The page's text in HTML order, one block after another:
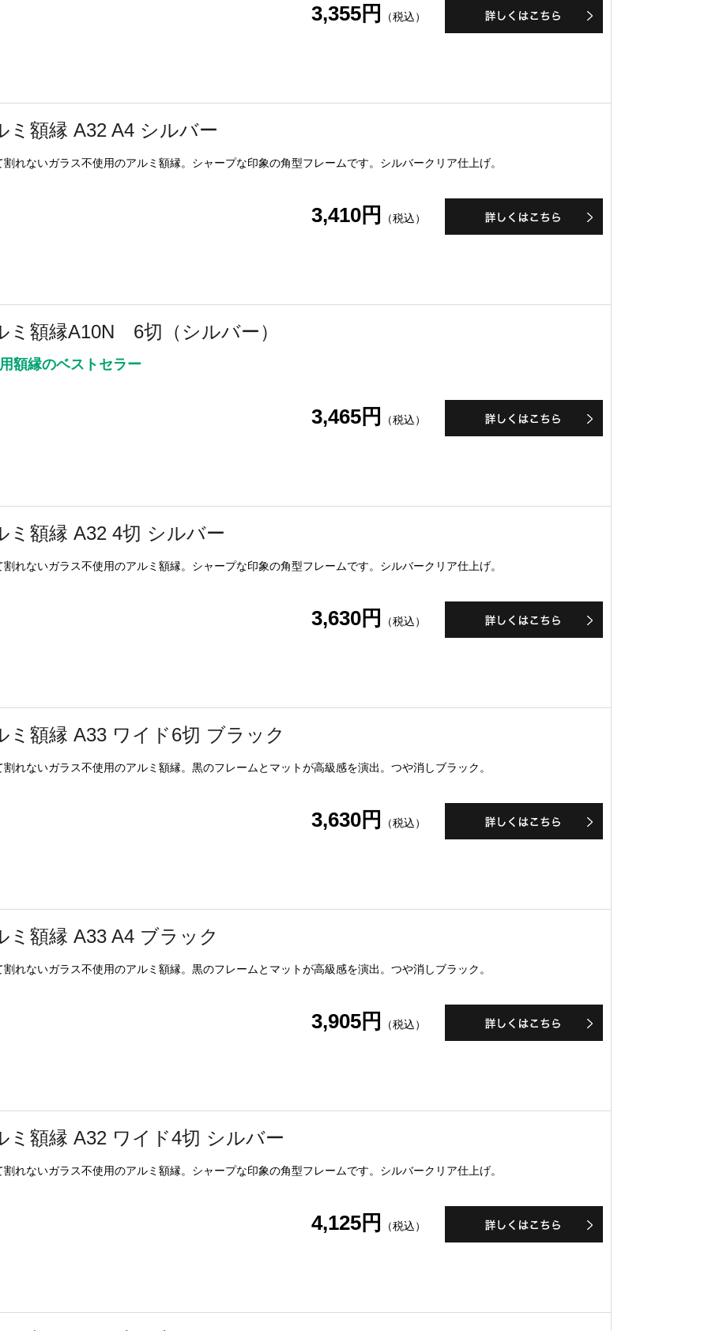
3,355円 （税込）
ミ額縁 A32 A4 シルバー
割れないガラス不使用のアルミ額縁。シャープな印象の角型フレームです。シルバークリア仕上げ。
3,410円 （税込）
ミ額縁A10N 6切（シルバー）
額縁のベストセラー
3,465円 （税込）
ミ額縁 A32 4切 シルバー
割れないガラス不使用のアルミ額縁。シャープな印象の角型フレームです。シルバークリア仕上げ。
3,630円 （税込）
ミ額縁 A33 ワイド6切 ブラック
割れないガラス不使用のアルミ額縁。黒のフレームとマットが高級感を演出。つや消しブラック。
3,630円 （税込）
ミ額縁 A33 A4 ブラック
割れないガラス不使用のアルミ額縁。黒のフレームとマットが高級感を演出。つや消しブラック。
3,905円 （税込）
ミ額縁 A32 ワイド4切 シルバー
割れないガラス不使用のアルミ額縁。シャープな印象の角型フレームです。シルバークリア仕上げ。
4,125円 （税込）